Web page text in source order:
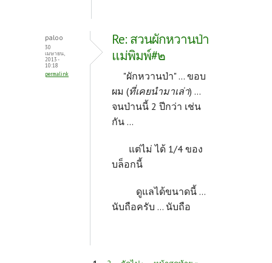
paloo
30
เมษายน,
2013 -
10:18
permalink
Re: สวนผักหวานป่า
แม่พิมพ์#๒
"ผักหวานป่า" ... ขอบ
ผม (ที่เคยนำมาเล่า) ...
จนป่านนี้ 2 ปีกว่า เช่น
กัน ...
แต่ไม่ ได้ 1/4 ของ
บล็อกนี้
ดูแลได้ขนาดนี้ ...
นับถือครับ ... นับถือ